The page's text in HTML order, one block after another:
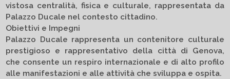
vistosa centralità, fisica e culturale, rappresentata da
Palazzo Ducale nel contesto cittadino.
Obiettivi e Impegni
Palazzo Ducale rappresenta un contenitore culturale
prestigioso e rappresentativo della città di Genova,
che consente un respiro internazionale e di alto profilo
alle manifestazioni e alle attività che sviluppa e ospita.